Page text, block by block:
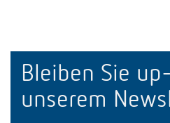
Bleiben Sie
unserem